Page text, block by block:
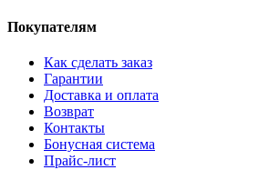
Покупателям
Как сделать заказ
Гарантии
Доставка и оплата
Возврат
Контакты
Бонусная система
Прайс-лист